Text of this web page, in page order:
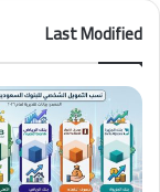
Last Modified